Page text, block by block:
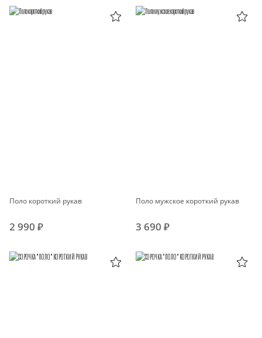
Поло короткий рукав
2 990 ₽
Поло мужское короткий рукав
3 690 ₽